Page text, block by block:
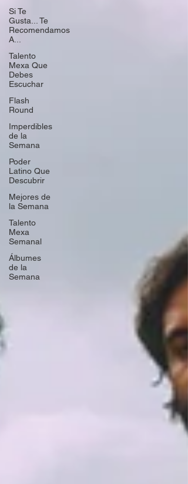
Si Te
Gusta... Te
Recomendamos
A...
Talento
Mexa Que
Debes
Escuchar
Flash
Round
Imperdibles
de la
Semana
Poder
Latino Que
Descubrir
Mejores de
la Semana
Talento
Mexa
Semanal
Álbumes
de la
Semana